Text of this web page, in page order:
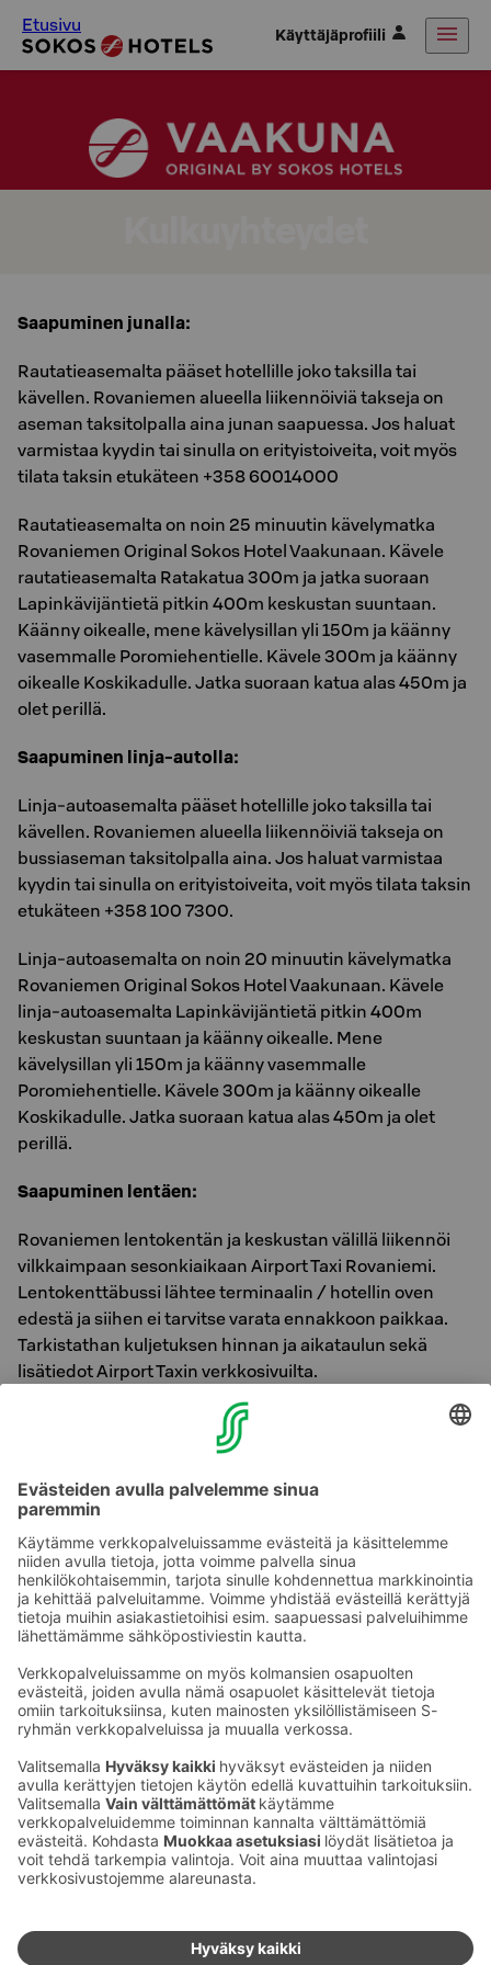
Etusivu Käyttäjäprofiili
Saapuminen junalla:
Rautatieasemalta pääset hotellille joko taksilla tai
kävellen. Rovaniemen alueella liikennöiviä takseja on
aseman taksitolpalla aina junan saapuessa. Jos haluat
varmistaa kyydin tai sinulla on erityistoiveita, voit myös
tilata taksin etukäteen +358 60014000
Rautatieasemalta on noin 25 minuutin kävelymatka
Rovaniemen Original Sokos Hotel Vaakunaan. Kävele
rautatieasemalta Ratakatua 300m ja jatka suoraan
Lapinkävijäntietä pitkin 400m keskustan suuntaan.
Käänny oikealle, mene kävelysillan yli 150m ja käänny
vasemmalle Poromiehentielle. Kävele 300m ja käänny
oikealle Koskikadulle. Jatka suoraan katua alas 450m ja
olet perillä.
Saapuminen linja-autolla:
Linja-autoasemalta pääset hotellille joko taksilla tai
kävellen. Rovaniemen alueella liikennöiviä takseja on
bussiaseman taksitolpalla aina. Jos haluat varmistaa
kyydin tai sinulla on erityistoiveita, voit myös tilata taksin
etukäteen +358 100 7300.
Linja-autoasemalta on noin 20 minuutin kävelymatka
Rovaniemen Original Sokos Hotel Vaakunaan. Kävele
linja-autoasemalta Lapinkävijäntietä pitkin 400m
keskustan suuntaan ja käänny oikealle. Mene
kävelysillan yli 150m ja käänny vasemmalle
Poromiehentielle. Kävele 300m ja käänny oikealle
Koskikadulle. Jatka suoraan katua alas 450m ja olet
perillä.
Saapuminen lentäen:
Rovaniemen lentokentän ja keskustan välillä liikennöi
vilkkaimpaan sesonkiaikaan Airport Taxi Rovaniemi.
Lentokenttäbussi lähtee terminaalin / hotellin oven
edestä ja siihen ei tarvitse varata ennakkoon paikkaa.
Tarkistathan kuljetuksen hinnan ja aikataulun sekä
lisätiedot Airport Taxin verkkosivuilta.
Rovaniemen alueella liikennöiviä takseja on terminaalin
edustan taksitolpalla lentoaikataulun mukaisina aikoina.
voit myös tilata taksin etukäteen numerosta +358
60014000.
Kuljetuspalvelut lue täältä lisää
Ota yhteyttä
Hotellien yhteystiedot
Asiakaspalvelun yhteystiedot›
Palaute
Anna palautetta
Sokos Hotels uutiskirje
Tilaa uutiskirje
Saat Sokos Hotellien uusimmat
edut ja uutiset sähköpostiisi
kuukausittain.
Palkinnot ja sertifikaatit
Sokos Hotels somessa
Sokos Hotels
Facebookissa
Sokos Hotels
Sokos
Hotels
Sokos
Hotels